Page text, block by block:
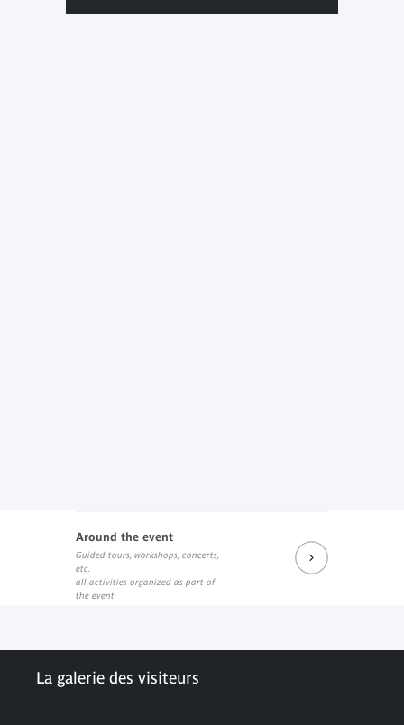
Around the event
Guided tours, workshops, concerts,
etc.
all activities organized as part of
the event
La galerie des visiteurs